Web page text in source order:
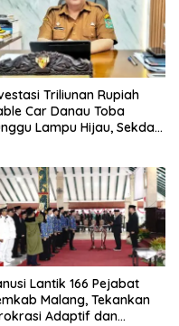
Triliunan Rupiah
Car Danau Toba
Lampu Hijau, Sekda
Lantik 166 Pejabat
Malang, Tekankan
Adaptif dan